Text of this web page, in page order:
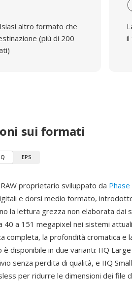
altro formato che
(più di 200
il
sui formati
EPS
proprietario sviluppato da Phase
e dorsi medio formato,
la lettura grezza non elaborata dai
40 a 151 megapixel nei sistemi
completa, la profondità cromatica e
disponibile in due varianti: IIQ
senza perdita di qualità, e IIQ
per ridurre le dimensioni dei file